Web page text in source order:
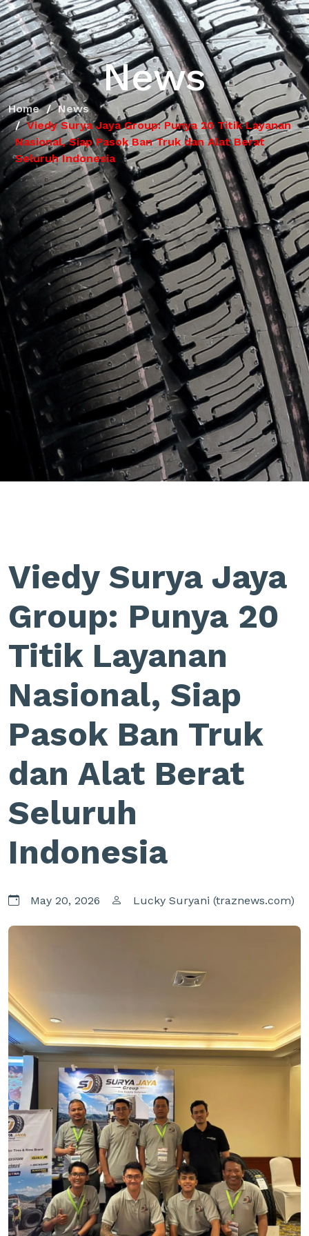
News
Home
News
Viedy Surya Jaya Group: Punya 20 Titik Layanan
Nasional, Siap Pasok Ban Truk dan Alat Berat
Seluruh Indonesia
Viedy Surya Jaya
Group: Punya 20
Titik Layanan
Nasional, Siap
Pasok Ban Truk
dan Alat Berat
Seluruh
Indonesia
May 20, 2026 Lucky Suryani (traznews.com)